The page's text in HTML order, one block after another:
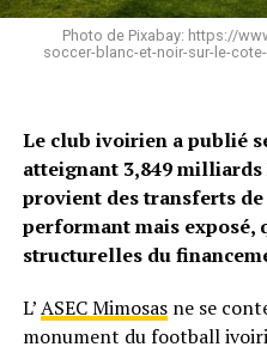
Photo de Pixabay: https://
soccer-blanc-et-noir-sur-le-
Le club ivoirien a publié
atteignant 3,849 milliards
provient des transferts
performant mais
structurelles du
L’ASEC Mimosasne se
monument du football